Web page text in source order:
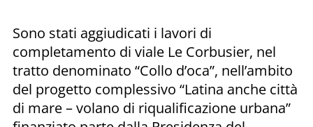
Sono stati aggiudicati i lavori di
completamento di viale Le Corbusier, nel
tratto denominato “Collo d’oca”, nell’ambito
del progetto complessivo “Latina anche città
di mare – volano di riqualificazione urbana”